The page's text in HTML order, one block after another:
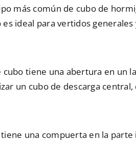
más común de cubo de
ideal para vertidos
cubo tiene una abertura en un
un cubo de descarga
tiene una compuerta en la